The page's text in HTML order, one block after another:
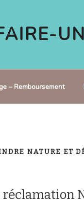
– Remboursement
NATURE ET